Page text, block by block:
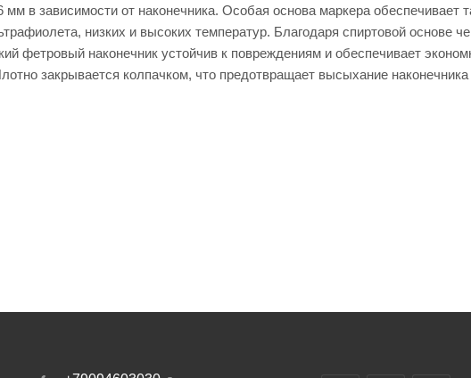
в зависимости от наконечника. Особая основа маркера обеспечивает
низких и высоких температур. Благодаря спиртовой основе
фетровый наконечник устойчив к повреждениям и обеспечивает
закрывается колпачком, что предотвращает высыхание